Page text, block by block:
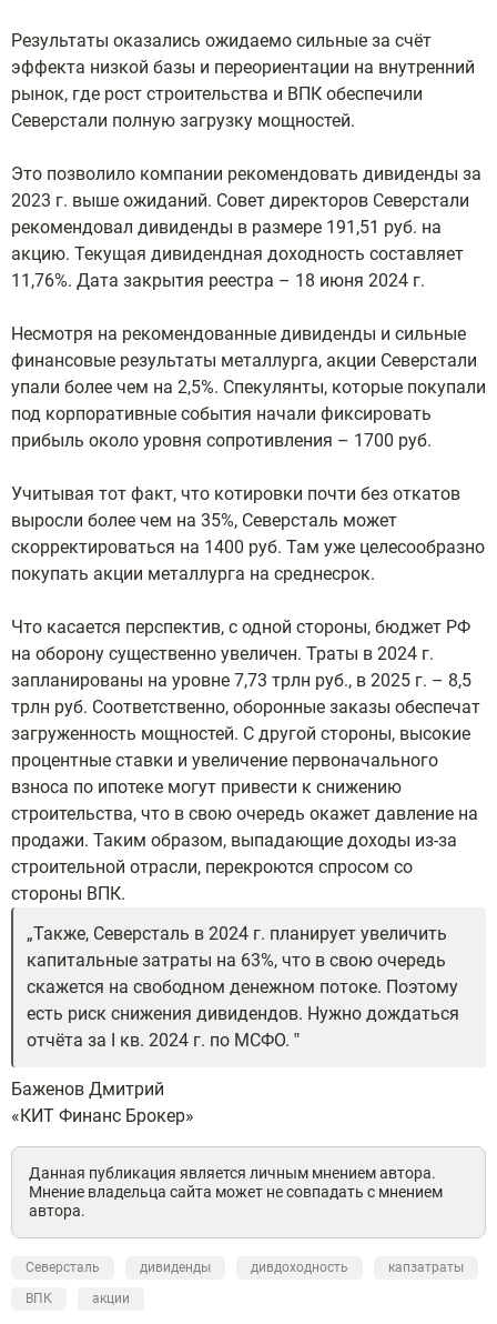
Результаты оказались ожидаемо сильные за счёт
эффекта низкой базы и переориентации на внутренний
рынок, где рост строительства и ВПК обеспечили
Северстали полную загрузку мощностей.
Это позволило компании рекомендовать дивиденды за
2023 г. выше ожиданий. Совет директоров Северстали
рекомендовал дивиденды в размере 191,51 руб. на
акцию. Текущая дивидендная доходность составляет
11,76%. Дата закрытия реестра – 18 июня 2024 г.
Несмотря на рекомендованные дивиденды и сильные
финансовые результаты металлурга, акции Северстали
упали более чем на 2,5%. Спекулянты, которые покупали
под корпоративные события начали фиксировать
прибыль около уровня сопротивления – 1700 руб.
Учитывая тот факт, что котировки почти без откатов
выросли более чем на 35%, Северсталь может
скорректироваться на 1400 руб. Там уже целесообразно
покупать акции металлурга на среднесрок.
Что касается перспектив, с одной стороны, бюджет РФ
на оборону существенно увеличен. Траты в 2024 г.
запланированы на уровне 7,73 трлн руб., в 2025 г. – 8,5
трлн руб. Соответственно, оборонные заказы обеспечат
загруженность мощностей. С другой стороны, высокие
процентные ставки и увеличение первоначального
взноса по ипотеке могут привести к снижению
строительства, что в свою очередь окажет давление на
продажи. Таким образом, выпадающие доходы из-за
строительной отрасли, перекроются спросом со
стороны ВПК.
Также, Северсталь в 2024 г. планирует увеличить
капитальные затраты на 63%, что в свою очередь
скажется на свободном денежном потоке. Поэтому
есть риск снижения дивидендов. Нужно дождаться
отчёта за I кв. 2024 г. по МСФО.
Баженов Дмитрий
«КИТ Финанс Брокер»
Данная публикация является личным мнением автора.
Мнение владельца сайта может не совпадать с мнением
автора.
Северсталь дивиденды дивдоходность
капзатраты
ВПК
акции